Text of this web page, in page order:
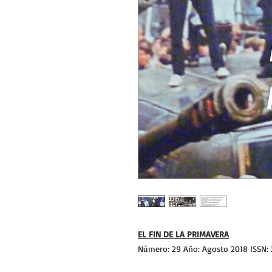
EL FIN DE LA PRIMAVERA
Número: 29 Año: Agosto 2018